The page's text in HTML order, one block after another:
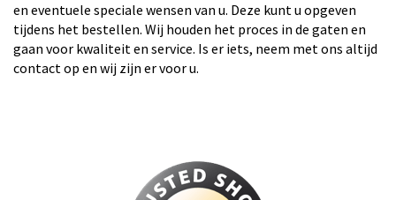
en eventuele speciale wensen van u. Deze kunt u opgeven
tijdens het bestellen. Wij houden het proces in de gaten en
gaan voor kwaliteit en service. Is er iets, neem met ons altijd
contact op en wij zijn er voor u.